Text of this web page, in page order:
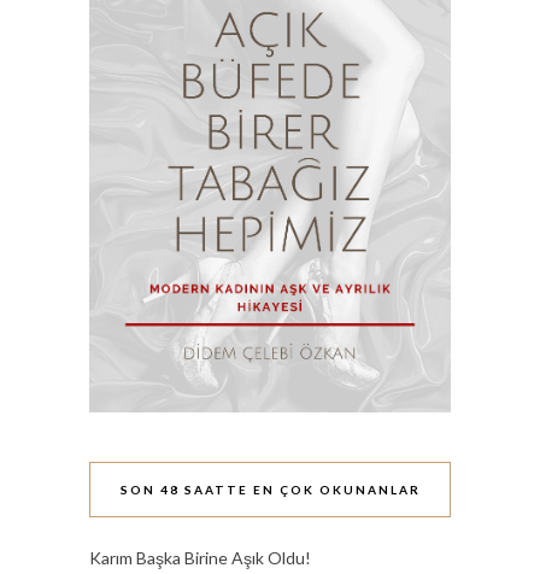
SON 48 SAATTE EN ÇOK OKUNANLAR
Karım Başka Birine Aşık Oldu!